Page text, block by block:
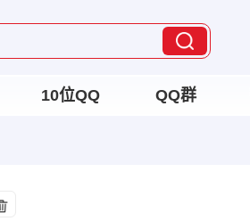
10位QQ QQ群